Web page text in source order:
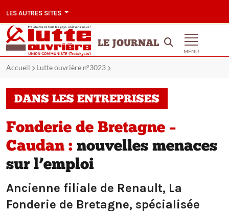
LES AUTRES SITES
LE JOURNAL
MENU
Accueil Lutte ouvrière n°3023
DANS LES ENTREPRISES
Fonderie de Bretagne –
Caudan : nouvelles menaces
sur l’emploi
Ancienne filiale de Renault, La
Fonderie de Bretagne, spécialisée